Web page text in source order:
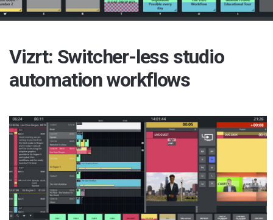
Vizrt: Switcher-less studio
automation workflows